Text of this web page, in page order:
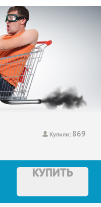
Купили: 869
КУПИТЬ